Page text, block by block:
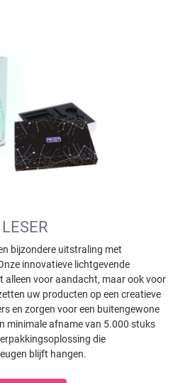
bijzondere uitstraling met
innovatieve lichtgevende
alleen voor aandacht, maar ook voor
uw producten op een creatieve
en zorgen voor een buitengewone
minimale afname van 5.000 stuks
die
blijft hangen.